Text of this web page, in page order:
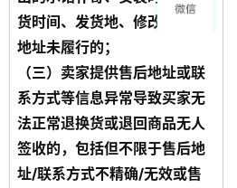
货时间、发货地、修改手机号/
地址未履行的；
（三）卖家提供售后地址或联
系方式等信息异常导致买家无
法正常退换货或退回商品无人
签收的，包括但不限于售后地
址/联系方式不精确/无效或售